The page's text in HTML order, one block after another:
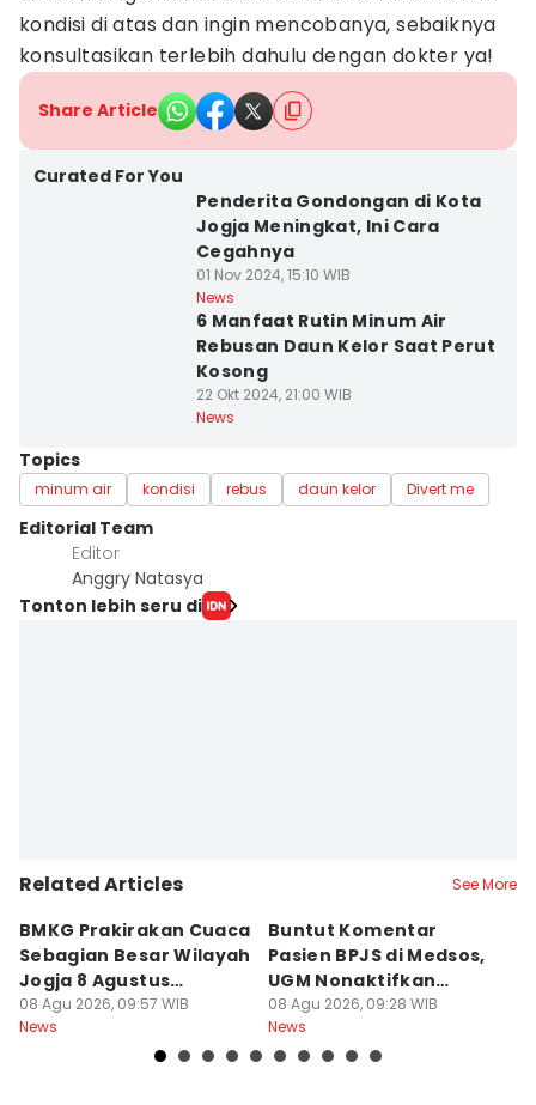
kondisi di atas dan ingin mencobanya, sebaiknya
konsultasikan terlebih dahulu dengan dokter ya!
Share Article
Curated For You
Penderita Gondongan di Kota
Jogja Meningkat, Ini Cara
Cegahnya
01 Nov 2024, 15:10 WIB
News
6 Manfaat Rutin Minum Air
Rebusan Daun Kelor Saat Perut
Kosong
22 Okt 2024, 21:00 WIB
News
Topics
minum air kondisi rebus daun kelor Divert me
Editorial Team
Editor
Anggry Natasya
Tonton lebih seru di
Related Articles See More
BMKG Prakirakan Cuaca
Sebagian Besar Wilayah
Jogja 8 Agustus
Berawan
08 Agu 2026, 09:57 WIB
News
Buntut Komentar
Pasien BPJS di Medsos,
UGM Nonaktifkan
Dokter PPDS
08 Agu 2026, 09:28 WIB
News